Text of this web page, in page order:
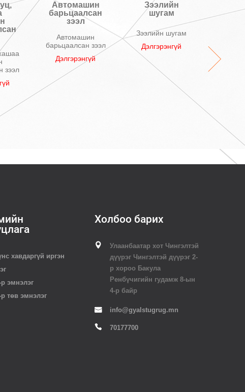
зээл
Автомашин
барьцаалсан
зээл
Автомашин
барьцаалсан зээл
Дэлгэрэнгүй
Зээлийн
шугам
Зээлийн шугам
Дэлгэрэнгүй
хавдаргүй иргэн
эмнэлэг
төв эмнэлэг
Холбоо барих
Улаанбаатар хот Чингэлтэй
дүүрэг Чингэлтэй дүүрэг 2-
р хороо Бакула
Ренбүчигийн гудамж 8-ын
4-р байр
info@gyalstugrug.mn
70177700